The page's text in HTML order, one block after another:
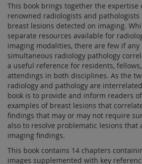
This book brings together the expertise
renowned radiologists and
breast lesions detected on imaging.
separate resources available for
imaging modalities, there are few if
simultaneous radiology pathology
a useful reference for residents,
attendings in both disciplines. As the
radiology and pathology are
book is to provide and inform readers
examples of breast lesions that
findings that may or may not require
also to resolve problematic lesions that
imaging findings.
This book contains 14 chapters
images supplemented with key